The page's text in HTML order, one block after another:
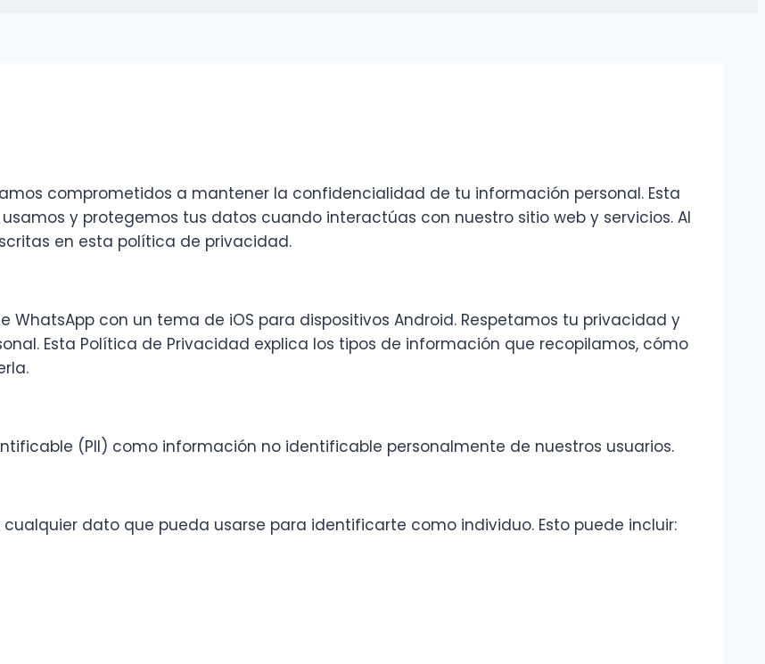
comprometidos a mantener la confidencialidad de tu información personal. Esta
y protegemos tus datos cuando interactúas con nuestro sitio web y servicios. Al
en esta política de privacidad.
WhatsApp con un tema de iOS para dispositivos Android. Respetamos tu privacidad y
Esta Política de Privacidad explica los tipos de información que recopilamos, cómo
(PII) como información no identificable personalmente de nuestros usuarios.
dato que pueda usarse para identificarte como individuo. Esto puede incluir: